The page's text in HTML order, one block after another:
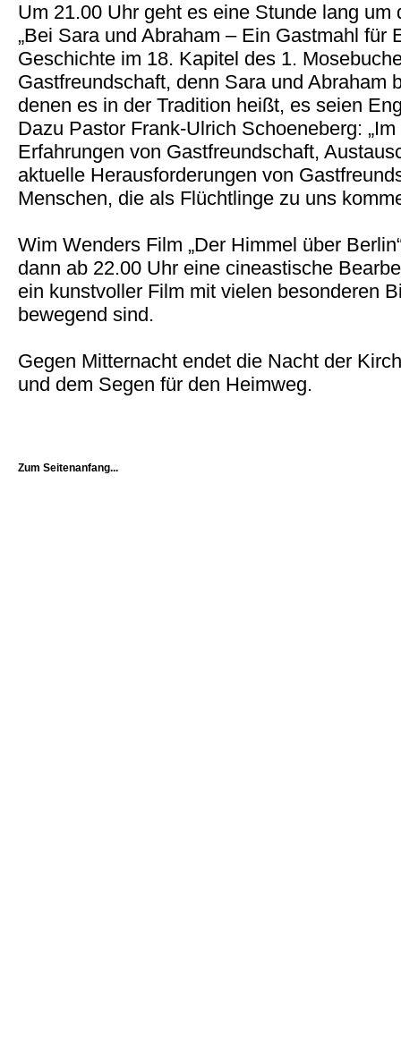
Um 21.00 Uhr geht es eine Stunde lang um
„Bei Sara und Abraham – Ein Gastmahl für
Geschichte im 18. Kapitel des 1.
Gastfreundschaft, denn Sara und Abraham
denen es in der Tradition heißt, es seien
Dazu Pastor Frank-Ulrich Schoeneberg:
Erfahrungen von Gastfreundschaft,
aktuelle Herausforderungen von
Menschen, die als Flüchtlinge zu uns
Wim Wenders Film „Der Himmel über
dann ab 22.00 Uhr eine cineastische
ein kunstvoller Film mit vielen besonderen
bewegend sind.
Gegen Mitternacht endet die Nacht der
und dem Segen für den Heimweg.
Zum Seitenanfang...